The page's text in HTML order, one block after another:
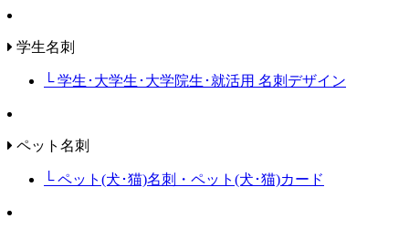
学生名刺
└ 学生･大学生･大学院生･就活用 名刺デザイン
ペット名刺
└ ペット(犬･猫)名刺・ペット(犬･猫)カード